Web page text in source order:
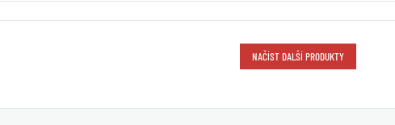
NAČÍST DALŠÍ PRODUKTY